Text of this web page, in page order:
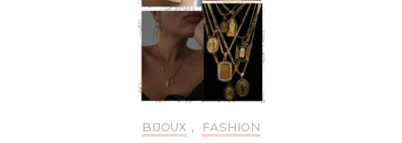
BIJOUX , FASHION